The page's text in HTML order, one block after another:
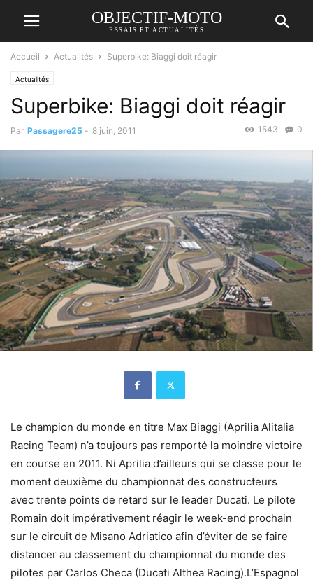
OBJECTIF-MOTO
ESSAIS ET ACTUALITÉS
Accueil Actualités Superbike: Biaggi doit réagir
Actualités
Superbike: Biaggi doit réagir
Par Passagere25 - 8 juin, 2011 0
1543
Le champion du monde en titre Max Biaggi (Aprilia Alitalia
Racing Team) n’a toujours pas remporté la moindre victoire
en course en 2011. Ni Aprilia d’ailleurs qui se classe pour le
moment deuxième du championnat des constructeurs
avec trente points de retard sur le leader Ducati. Le pilote
Romain doit impérativement réagir le week-end prochain
sur le circuit de Misano Adriatico afin d’éviter de se faire
distancer au classement du championnat du monde des
pilotes par Carlos Checa (Ducati Althea Racing).L’Espagnol